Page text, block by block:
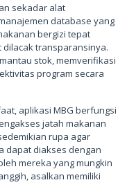
sekadar alat
database yang
bergizi tepat
transparansinya.
stok, memverifikasi
program secara
aplikasi MBG berfungsi
jatah makanan
rupa agar
dapat diakses dengan
mereka yang mungkin
asalkan memiliki